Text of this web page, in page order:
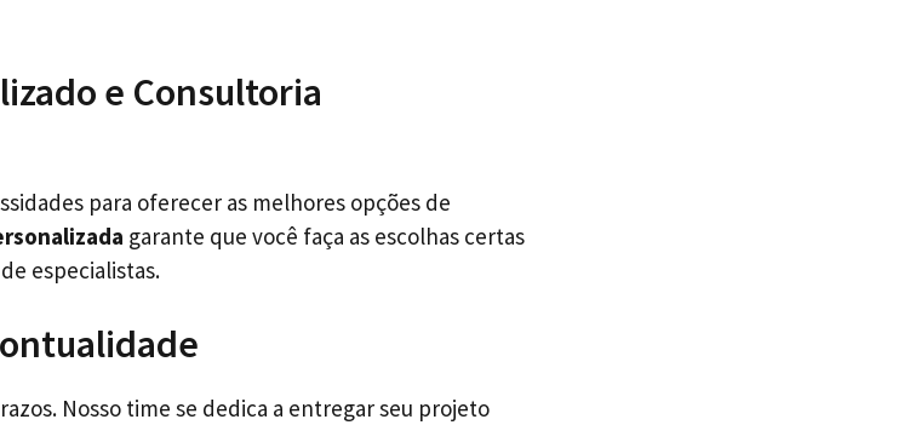
e Consultoria
para oferecer as melhores opções de
garante que você faça as escolhas certas
especialistas.
Nosso time se dedica a entregar seu projeto